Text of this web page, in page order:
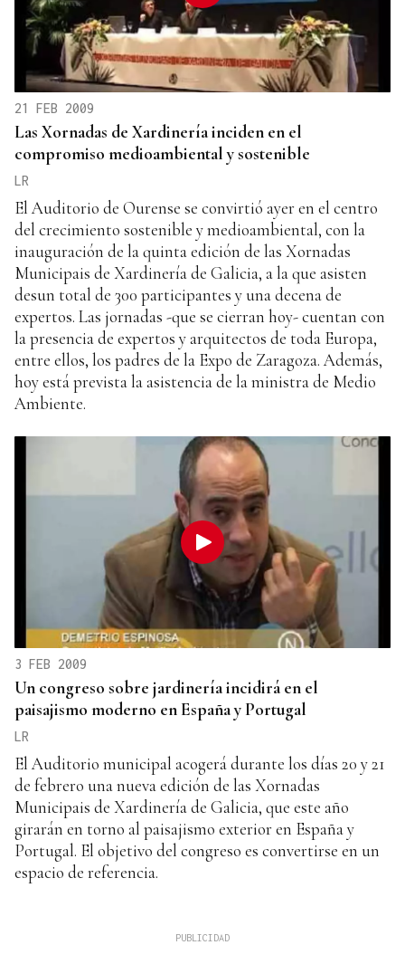
21 FEB 2009
Las Xornadas de Xardinería inciden en el
compromiso medioambiental y sostenible
LR
El Auditorio de Ourense se convirtió ayer en el centro
del crecimiento sostenible y medioambiental, con la
inauguración de la quinta edición de las Xornadas
Municipais de Xardinería de Galicia, a la que asisten
desun total de 300 participantes y una decena de
expertos. Las jornadas -que se cierran hoy- cuentan con
la presencia de expertos y arquitectos de toda Europa,
entre ellos, los padres de la Expo de Zaragoza. Además,
hoy está prevista la asistencia de la ministra de Medio
Ambiente.
3 FEB 2009
Un congreso sobre jardinería incidirá en el
paisajismo moderno en España y Portugal
LR
El Auditorio municipal acogerá durante los días 20 y 21
de febrero una nueva edición de las Xornadas
Municipais de Xardinería de Galicia, que este año
girarán en torno al paisajismo exterior en España y
Portugal. El objetivo del congreso es convertirse en un
espacio de referencia.